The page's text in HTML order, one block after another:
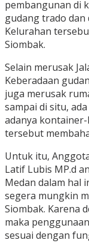
pembangunan di
gudang trado
Kelurahan
Siombak.
Selain merusak
Keberadaan
juga merusak
sampai di situ,
adanya
tersebut
Untuk itu,
Latif Lubis MP.d
Medan dalam hal
segera mungkin
Siombak. Karena
maka
sesuai dengan